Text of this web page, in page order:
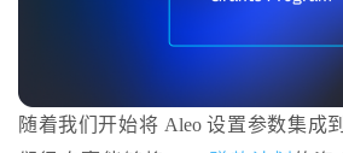
随着我们开始将 Aleo 设置参数集成到